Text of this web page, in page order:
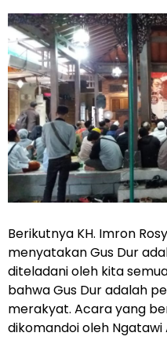
Berikutnya KH. Imron
menyatakan Gus Dur
diteladani oleh kita
bahwa Gus Dur adalah
merakyat. Acara yang
dikomandoi oleh